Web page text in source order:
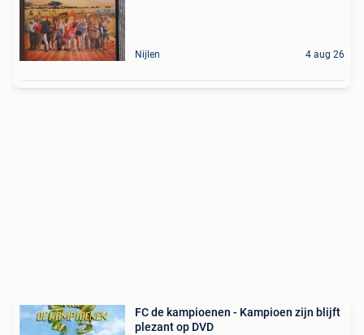
Nijlen 4 aug 26
FC de kampioenen - Kampioen zijn blijft
plezant op DVD